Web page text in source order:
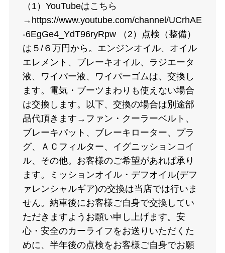
（1）YouTubeはこちら
→https://www.youtube.com/channel/UCrhAE
-6EgGe4_YdT96ryRpw （2）点検（整備）
は５/６万円から。エンジンオイル、オイル
エレメント、ブレーキオイル、ラジエータ
液、ワイパー液、ワイパーゴムは、交換し
ます。電気・ブーツまわりも使えない場合
は交換します。以下、交換の場合は別途部
品代頂きます→ファン・クーラーベルト、
ブレーキパット、ブレーキローター、プラ
グ、ＡＣフィルター、イグニッションコイ
ル、その他。お客様のご希望があれば承り
ます。ミッションオイル・デフオイル(デフ
ァレンシャルギア)の交換は当店では行いま
せん。納車後にお客様ご自身で交換してい
ただきますようお願い申し上げます。安
心・安全のカーライフをお送りいただくた
めに、半年後の点検をお客様ご自身でお願